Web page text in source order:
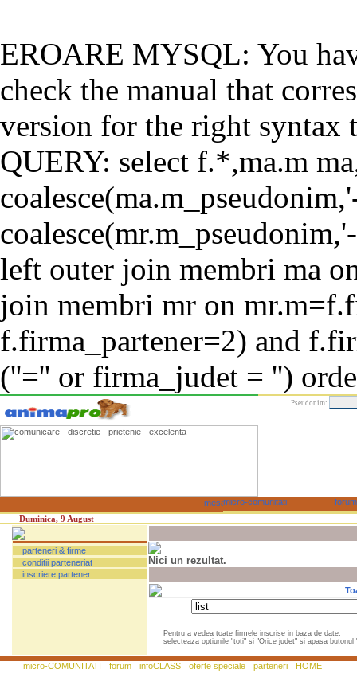
EROARE MYSQL: You
check the manual that
version for the right syntax
QUERY: select f.*,ma.m
left outer join membri ma
join membri mr on
f.firma_partener=2) and
(''='' or firma_judet = '')
Pseudonim:
Duminica, 9 August
parteneri & firme
conditii parteneriat
inscriere partener
Nici un rezultat.
Pentru a vedea toate firmele inscrise in baza de date,
selecteaza optiunile "toti" si "Orice judet" si apasa butonul
micro-COMUNITATI forum infoCLASS oferte speciale parteneri HOME